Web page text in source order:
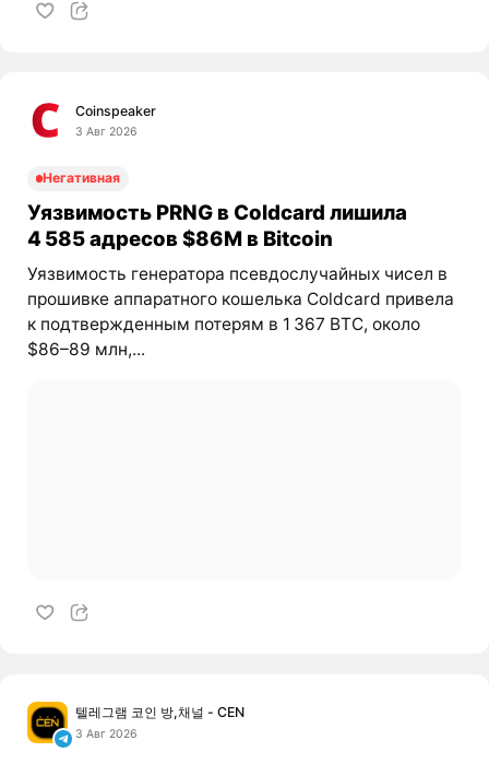
Coinspeaker
3 Авг 2026
Негативная
Уязвимость PRNG в Coldcard лишила
4 585 адресов $86M в Bitcoin
Уязвимость генератора псевдослучайных чисел в
прошивке аппаратного кошелька Coldcard привела
к подтвержденным потерям в 1 367 BTC, около
$86–89 млн,...
텔레그램 코인 방,채널 - CEN
3 Авг 2026